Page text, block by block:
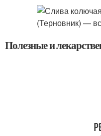
Полезные и